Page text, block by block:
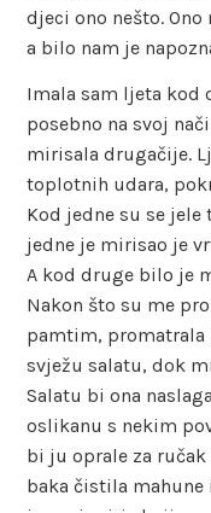
djeci ono nešto.
a bilo nam je
Imala sam ljeta kod
posebno na svoj
mirisala drugačije.
toplotnih udara,
Kod jedne su se jele
jedne je mirisao je
A kod druge bilo je
Nakon što su me
pamtim, promatrala
svježu salatu, dok
Salatu bi ona
oslikanu s nekim
bi ju oprale za
baka čistila mahune